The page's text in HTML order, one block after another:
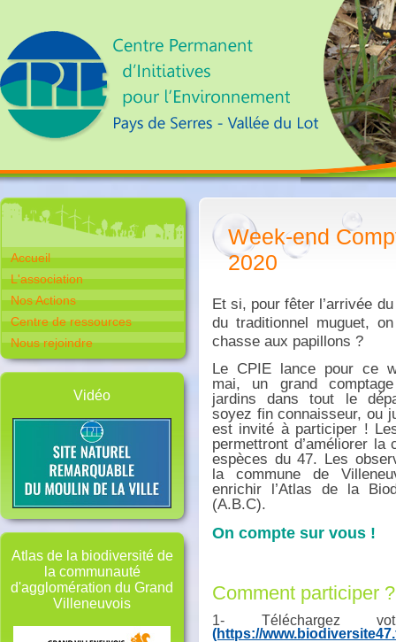
Accueil
L'association
Nos Actions
Centre de ressources
Nous rejoindre
Vidéo
Atlas de la biodiversité de
la communauté
d'agglomération du Grand
Villeneuvois
Week-end
2020
Et si, pour fêter l’arrivée
du traditionnel muguet,
chasse aux papillons ?
Le CPIE lance pour ce
mai, un grand
jardins dans tout le
soyez fin connaisseur, ou
est invité à participer !
permettront d’améliorer
espèces du 47. Les
la commune de
enrichir l’Atlas de la
(A.B.C).
On compte sur vous !
Comment participer ?
1- Téléchargez
(https://